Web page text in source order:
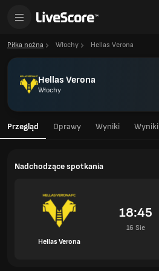
Piłka nożna Włochy Hellas Verona
Hellas Verona
Włochy
Przegląd Oprawy Wyniki Wyniki
Nadchodzące spotkania
Hellas Verona
18:45
16 Sie